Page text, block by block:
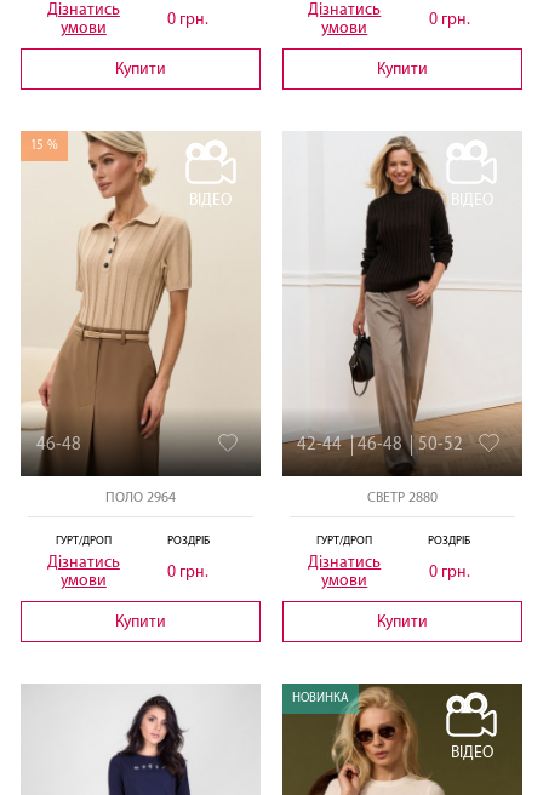
Дізнатись
умови
0 грн.
Купити
Дізнатись
умови
0 грн.
Купити
15 %
ВІДЕО
46-48
ПОЛО 2964
ГУРТ/ДРОП
Дізнатись
умови
РОЗДРІБ
0 грн.
Купити
ВІДЕО
42-44 46-48 50-52
СВЕТР 2880
ГУРТ/ДРОП
Дізнатись
умови
РОЗДРІБ
0 грн.
Купити
НОВИНКА
ВІДЕО